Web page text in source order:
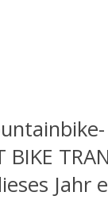
Jahr